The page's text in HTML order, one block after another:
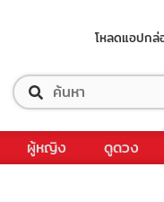
โหลดแอปกล่
ผู้หญิง ดูดวง